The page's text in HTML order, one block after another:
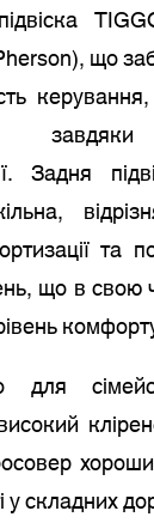
що
завдяки
Задня
та
що в свою
для
у складних